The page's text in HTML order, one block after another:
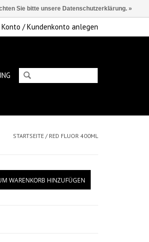
Konto / Kundenkonto anlegen
STARTSEITE / RED FLUOR 400ML
WARENKORB HINZUFÜGEN
Sie bitte unsere Datenschutzerklärung. »